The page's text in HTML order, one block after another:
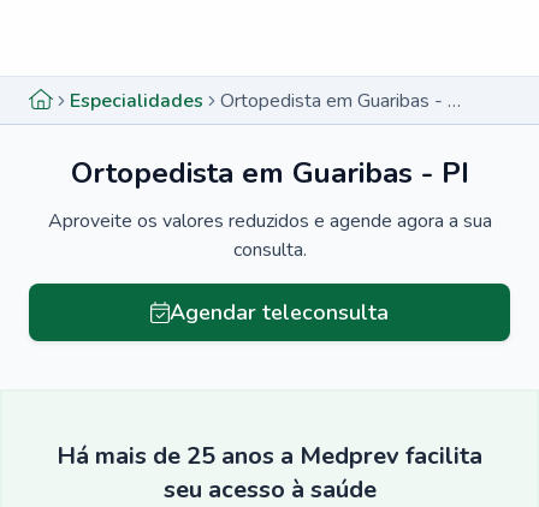
Especialidades Ortopedista em Guaribas - PI
Ortopedista em Guaribas - PI
Aproveite os valores reduzidos e agende agora a sua
consulta.
Agendar teleconsulta
Há mais de 25 anos a Medprev facilita
seu acesso à saúde